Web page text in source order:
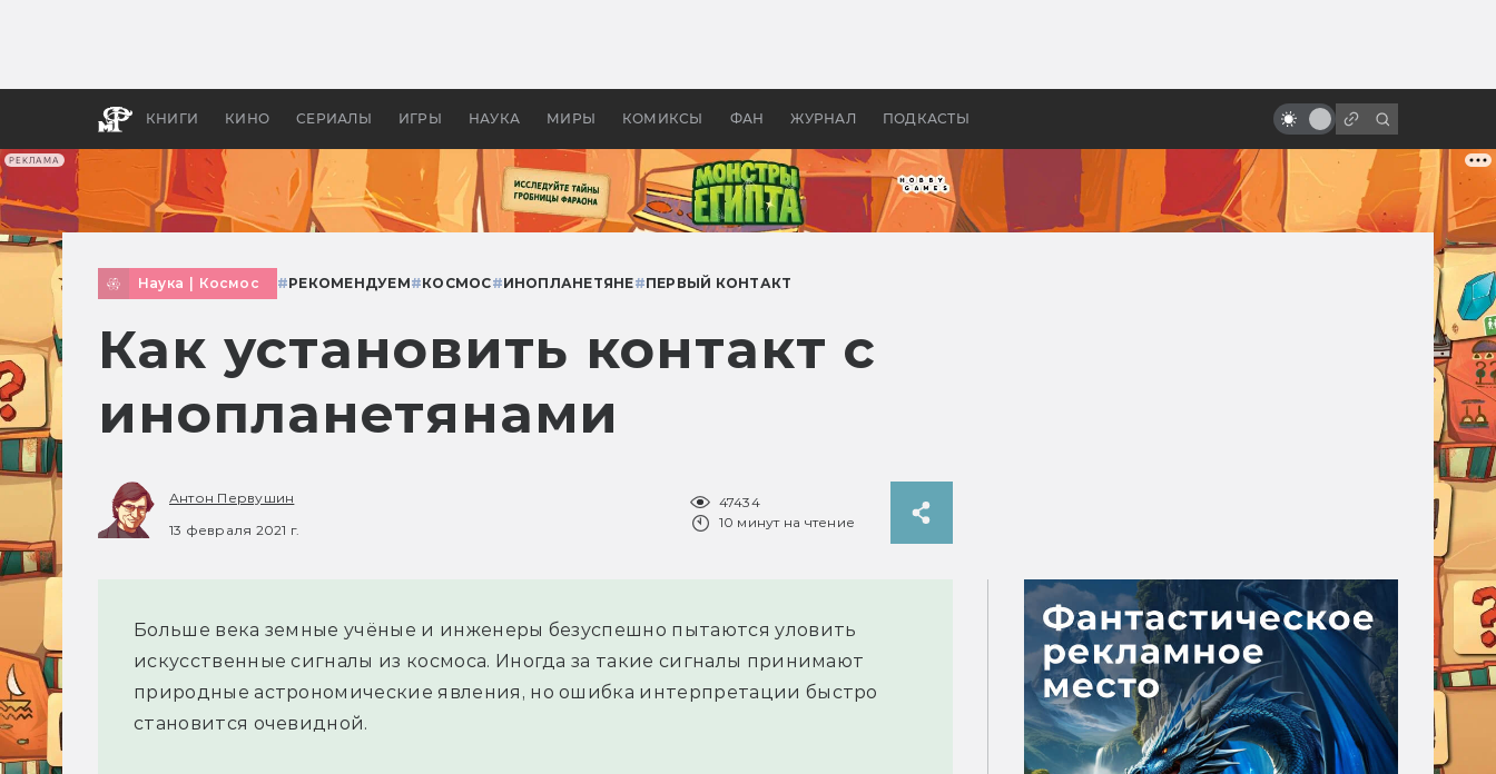
РЕКЛАМА
КНИГИ КИНО СЕРИАЛЫ ИГРЫ НАУКА МИРЫ КОМИКСЫ ФАН ЖУРНАЛ ПОДКАСТЫ
бы «Властелина колец»
Древней Грецией
великих режиссёров
Наука Космос #РЕКОМЕНДУЕМ#КОСМОС#ИНОПЛАНЕТЯНЕ#ПЕРВЫЙ КОНТАКТ
Как установить контакт с
инопланетянами
Антон Первушин
13 февраля 2021 г.
47434
10 минут на чтение
Больше века земные учёные и инженеры безуспешно пытаются уловить
искусственные сигналы из космоса. Иногда за такие сигналы принимают
природные астрономические явления, но ошибка интерпретации быстро
становится очевидной.